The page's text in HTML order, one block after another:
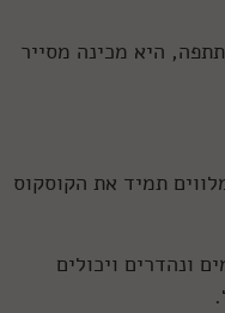
היא מכינה מסייר
תמיד את הקוסקוס
ונהדרים ויכולים